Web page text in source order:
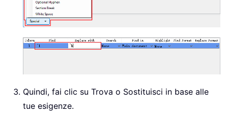
Quindi, fai clic su Trova o Sostituisci in base alle
tue esigenze.